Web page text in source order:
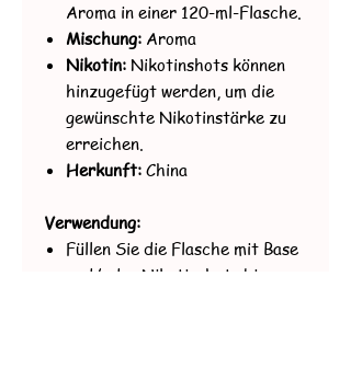
Aroma in einer 120-ml-Flasche.
Mischung: Aroma
Nikotin: Nikotinshots können
hinzugefügt werden, um die
gewünschte Nikotinstärke zu
erreichen.
Herkunft: China
Verwendung:
Füllen Sie die Flasche mit Base
und/oder Nikotinshots bis zum